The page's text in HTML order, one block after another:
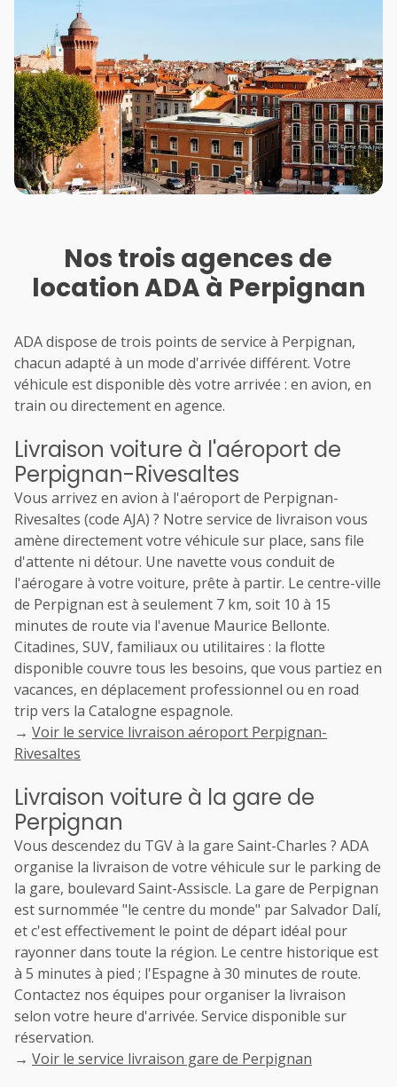
Nos trois agences de
location ADA à Perpignan
ADA dispose de trois points de service à Perpignan,
chacun adapté à un mode d'arrivée différent. Votre
véhicule est disponible dès votre arrivée : en avion, en
train ou directement en agence.
Livraison voiture à l'aéroport de
Perpignan-Rivesaltes
Vous arrivez en avion à l'aéroport de Perpignan-
Rivesaltes (code AJA) ? Notre service de livraison vous
amène directement votre véhicule sur place, sans file
d'attente ni détour. Une navette vous conduit de
l'aérogare à votre voiture, prête à partir. Le centre-ville
de Perpignan est à seulement 7 km, soit 10 à 15
minutes de route via l'avenue Maurice Bellonte.
Citadines, SUV, familiaux ou utilitaires : la flotte
disponible couvre tous les besoins, que vous partiez en
vacances, en déplacement professionnel ou en road
trip vers la Catalogne espagnole.
→ Voir le service livraison aéroport Perpignan-
Rivesaltes
Livraison voiture à la gare de
Perpignan
Vous descendez du TGV à la gare Saint-Charles ? ADA
organise la livraison de votre véhicule sur le parking de
la gare, boulevard Saint-Assiscle. La gare de Perpignan
est surnommée "le centre du monde" par Salvador Dalí,
et c'est effectivement le point de départ idéal pour
rayonner dans toute la région. Le centre historique est
à 5 minutes à pied ; l'Espagne à 30 minutes de route.
Contactez nos équipes pour organiser la livraison
selon votre heure d'arrivée. Service disponible sur
réservation.
→ Voir le service livraison gare de Perpignan